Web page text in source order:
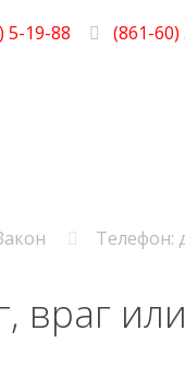
5-19-88 (861-60)
Телефон:
враг